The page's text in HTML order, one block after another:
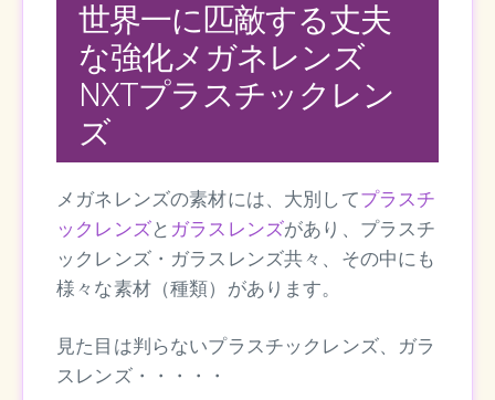
世界一に匹敵する丈夫
な強化メガネレンズ
NXTプラスチックレン
ズ
メガネレンズの素材には、大別してプラスチ
ックレンズと ガラスレンズがあり、プラスチ
ックレンズ・ガラスレンズ共々、その中にも
様々な素材（種類）があります。
見た目は判らないプラスチックレンズ、ガラ
スレンズ・・・・・